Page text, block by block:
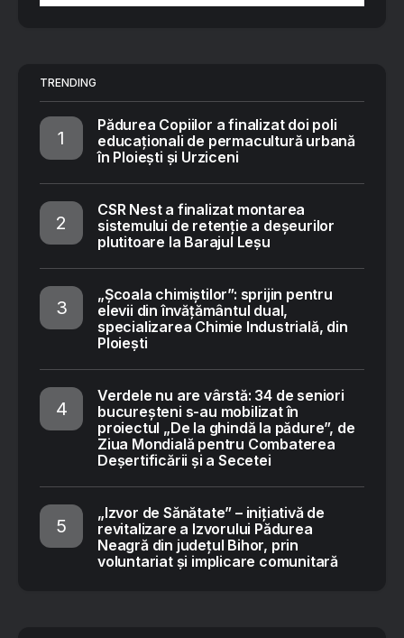
TRENDING
Pădurea Copiilor a finalizat doi poli
educaționali de permacultură urbană
în Ploiești și Urziceni
CSR Nest a finalizat montarea
sistemului de retenție a deșeurilor
plutitoare la Barajul Leșu
„Școala chimiștilor”: sprijin pentru
elevii din învățământul dual,
specializarea Chimie Industrială, din
Ploiești
Verdele nu are vârstă: 34 de seniori
bucureșteni s-au mobilizat în
proiectul „De la ghindă la pădure”, de
Ziua Mondială pentru Combaterea
Deșertificării și a Secetei
„Izvor de Sănătate” – inițiativă de
revitalizare a Izvorului Pădurea
Neagră din județul Bihor, prin
voluntariat și implicare comunitară